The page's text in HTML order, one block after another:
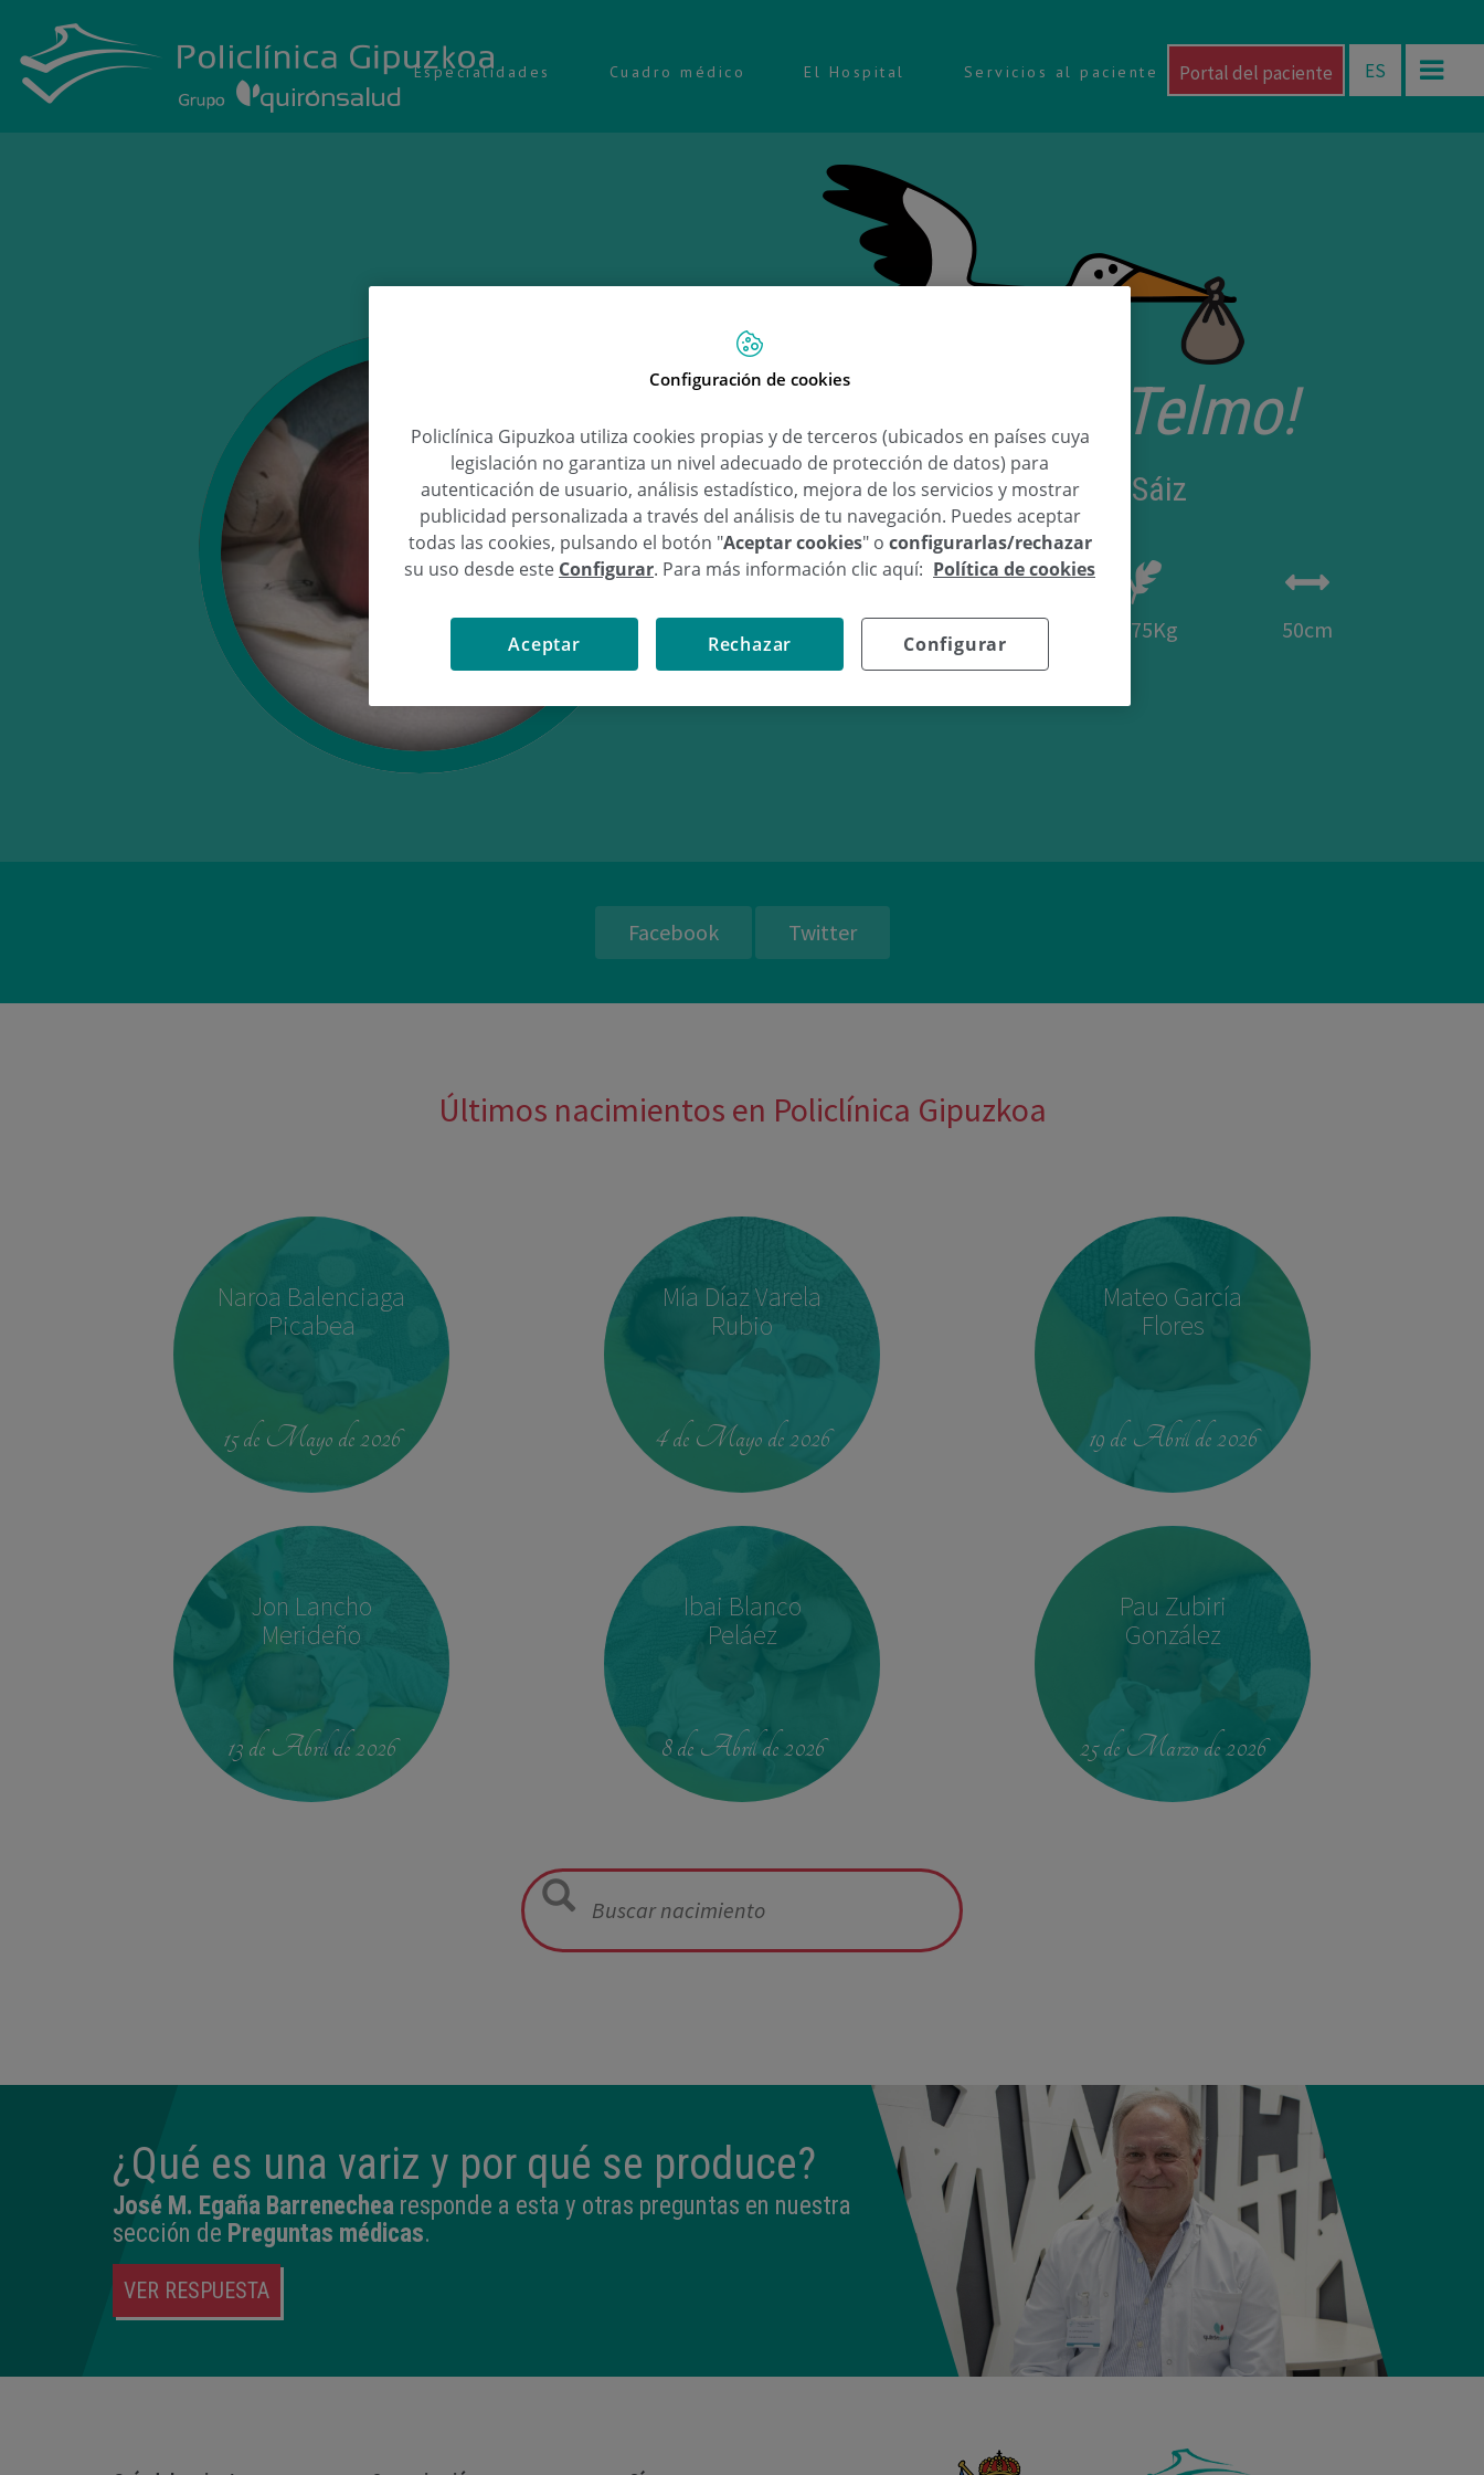
Especialidades Cuadro médico El Hospital Servicios al paciente Portal del paciente ES
Ongi etorri Telmo!
Telmo Beltrán Sáiz
06/04/16 3,75Kg 50cm
Facebook Twitter
Últimos nacimientos en Policlínica Gipuzkoa
Naroa Balenciaga
Picabea
15 de Mayo de 2026
Mía Díaz Varela
Rubio
4 de Mayo de 2026
Mateo García
Flores
19 de Abril de 2026
Jon Lancho
Merideño
13 de Abril de 2026
Ibai Blanco
Peláez
8 de Abril de 2026
Pau Zubiri
González
25 de Marzo de 2026
¿Qué es una variz y por qué se produce?
José M. Egaña Barrenechea responde a esta y otras preguntas en nuestra
sección de Preguntas médicas.
VER RESPUESTA
Configuración de cookies
Policlínica Gipuzkoa utiliza cookies propias y de terceros (ubicados en países cuya
legislación no garantiza un nivel adecuado de protección de datos) para
autenticación de usuario, análisis estadístico, mejora de los servicios y mostrar
publicidad personalizada a través del análisis de tu navegación. Puedes aceptar
todas las cookies, pulsando el botón "Aceptar cookies" o configurarlas/rechazar
su uso desde este Configurar. Para más información clic aquí: Política de cookies
Configurar
Rechazar
Aceptar